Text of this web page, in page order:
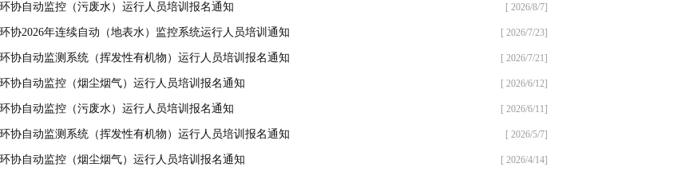
协自动监控（污废水）运行人员培训报名通知 [ 2026/8/7]
协2026年连续自动（地表水）监控系统运行人员培训通知 [ 2026/7/23]
协自动监测系统（挥发性有机物）运行人员培训报名通知 [ 2026/7/21]
协自动监控（烟尘烟气）运行人员培训报名通知 [ 2026/6/12]
协自动监控（污废水）运行人员培训报名通知 [ 2026/6/11]
协自动监测系统（挥发性有机物）运行人员培训报名通知 [ 2026/5/7]
协自动监控（烟尘烟气）运行人员培训报名通知 [ 2026/4/14]